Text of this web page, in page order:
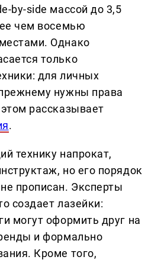
by-side массой до 3,5
чем восемью
Однако
только
для личных
нужны права
рассказывает
.
технику напрокат,
но его порядок
прописан. Эксперты
создает лазейки:
могут оформить друг на
и формально
Кроме того,